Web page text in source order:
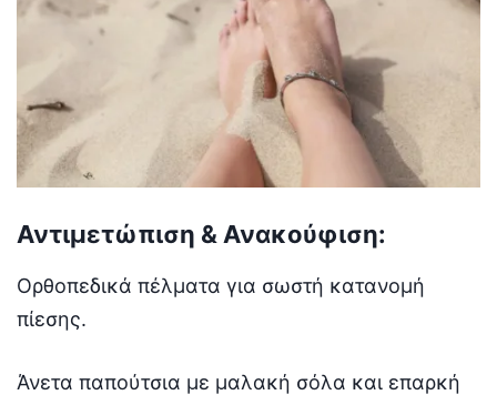
Αντιμετώπιση & Ανακούφιση:
Ορθοπεδικά πέλματα για σωστή κατανομή
πίεσης.
Άνετα παπούτσια με μαλακή σόλα και επαρκή